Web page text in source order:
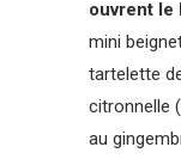
ouvrent le
mini
tartelette
citronnelle
au